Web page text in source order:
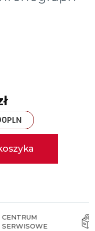
PLN
CENTRUM
SERWISOWE